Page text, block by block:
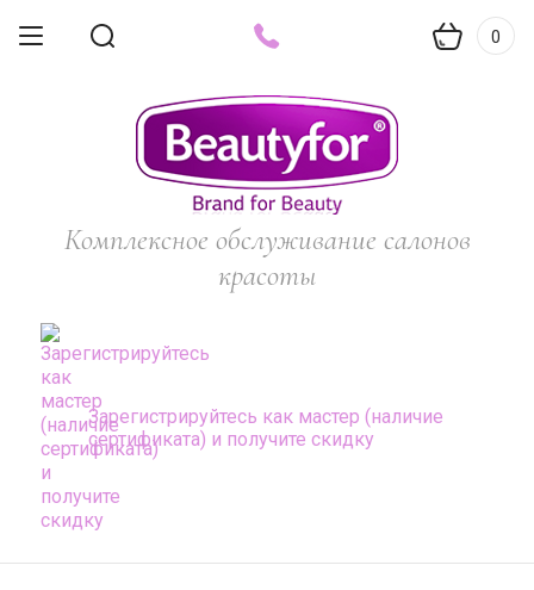
0
Комплексное обслуживание салонов
красоты
Зарегистрируйтесь как мастер (наличие
сертификата) и получите скидку